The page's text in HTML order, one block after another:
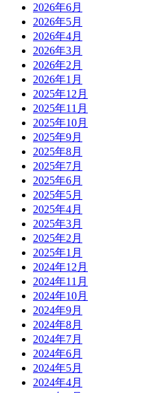
2026年6月
2026年5月
2026年4月
2026年3月
2026年2月
2026年1月
2025年12月
2025年11月
2025年10月
2025年9月
2025年8月
2025年7月
2025年6月
2025年5月
2025年4月
2025年3月
2025年2月
2025年1月
2024年12月
2024年11月
2024年10月
2024年9月
2024年8月
2024年7月
2024年6月
2024年5月
2024年4月